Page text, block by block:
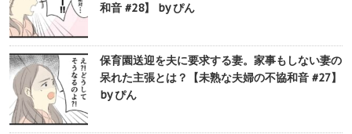
和音 #28】 by ぴん
保育園送迎を夫に要求する妻。家事もしない妻の
呆れた主張とは？【未熟な夫婦の不協和音 #27】
by ぴん